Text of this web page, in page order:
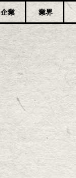
企業 業界